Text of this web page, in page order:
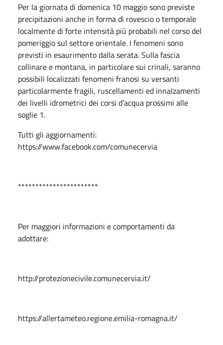
Per la giornata di domenica 10 maggio sono previste
precipitazioni anche in forma di rovescio o temporale
localmente di forte intensità più probabili nel corso del
pomeriggio sul settore orientale. I fenomeni sono
previsti in esaurimento dalla serata. Sulla fascia
collinare e montana, in particolare sui crinali, saranno
possibili localizzati fenomeni franosi su versanti
particolarmente fragili, ruscellamenti ed innalzamenti
dei livelli idrometrici dei corsi d’acqua prossimi alle
soglie 1.
Tutti gli aggiornamenti:
https://www.facebook.com/comunecervia
***********************
Per maggiori informazioni e comportamenti da
adottare:
http://protezionecivile.comunecervia.it/
https://allertameteo.regione.emilia-romagna.it/